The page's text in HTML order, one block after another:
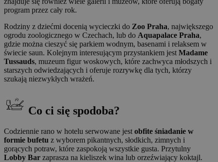
program przez cały rok.
Rodziny z dziećmi docenią wycieczki do Zoo Praha, największego
ogrodu zoologicznego w Czechach, lub do Aquapalace Praha,
gdzie można cieszyć się parkiem wodnym, basenami i relaksem w
świecie saun. Kolejnym interesującym przystankiem jest Madame
Tussauds, muzeum figur woskowych, które zachwyca młodszych i
starszych odwiedzających i oferuje rozrywkę dla tych, którzy
szukają niezwykłych wrażeń.
Co ci się spodoba?
Codziennie rano w hotelu serwowane jest obfite śniadanie w
formie bufetu z wyborem pikantnych, słodkich, zimnych i
gorących potraw, które zaspokoją wszystkie gusta. Przytulny
Lobby Bar zaprasza na kieliszek wina lub orzeźwiający koktajl.